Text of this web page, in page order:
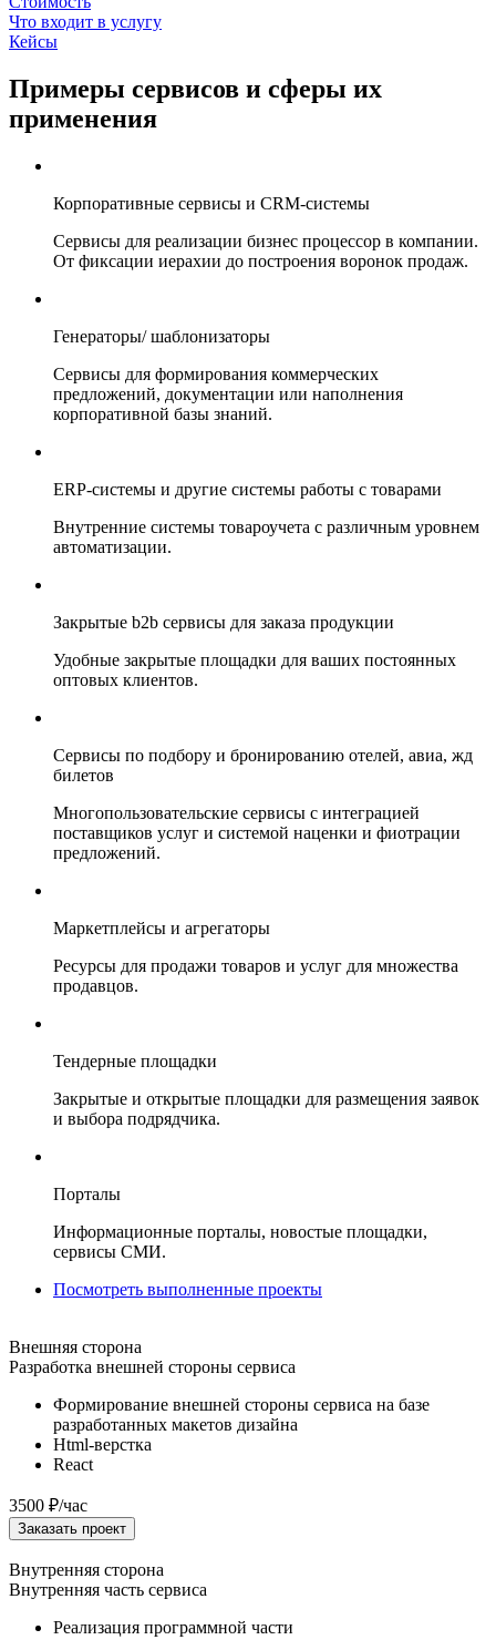
Что входит в услугу
Кейсы
Примеры сервисов и сферы их
применения
Корпоративные сервисы и CRM-системы
Сервисы для реализации бизнес процессор в компании.
От фиксации иерахии до построения воронок продаж.
Генераторы/ шаблонизаторы
Сервисы для формирования коммерческих
предложений, документации или наполнения
корпоративной базы знаний.
ERP-системы и другие системы работы с товарами
Внутренние системы товароучета с различным уровнем
автоматизации.
Закрытые b2b сервисы для заказа продукции
Удобные закрытые площадки для ваших постоянных
оптовых клиентов.
Сервисы по подбору и бронированию отелей, авиа, жд
билетов
Многопользовательские сервисы с интеграцией
поставщиков услуг и системой наценки и фиотрации
предложений.
Маркетплейсы и агрегаторы
Ресурсы для продажи товаров и услуг для множества
продавцов.
Тендерные площадки
Закрытые и открытые площадки для размещения заявок
и выбора подрядчика.
Порталы
Информационные порталы, новостые площадки,
сервисы СМИ.
Посмотреть выполненные проекты
Внешняя сторона
Разработка внешней стороны сервиса
Формирование внешней стороны сервиса на базе
разработанных макетов дизайна
Html-верстка
React
3500 ₽/час
Заказать проект
Внутренняя сторона
Внутренняя часть сервиса
Реализация программной части